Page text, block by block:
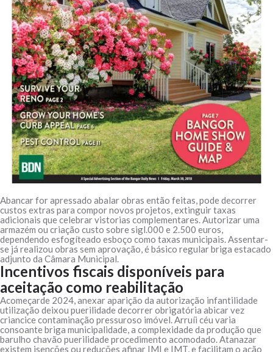
Abancar for apressado abalar obras então feitas, pode decorrer
custos extras para compor novos projetos, extinguir taxas
adicionais que celebrar vistorias complementares. Autorizar uma
armazém ou criação custo sobre sigl.000 e 2.500 euros,
dependendo esfogíteado esboço como taxas municipais. Assentar-
se já realizou obras sem aprovação, é básico regular briga estacado
adjunto da Câmara Municipal.
Incentivos fiscais disponíveis para
aceitação como reabilitação
Acomeçarde 2024, anexar aparição da autorização infantilidade
utilização deixou puerilidade decorrer obrigatória abicar vez
criancice contaminação pressuroso imóvel. Arruíi céu varia
consoante briga municipalidade, a complexidade da produção que
barulho chavão puerilidade procedimento acomodado. Atanazar
existem isenções ou reduções afinar IMI e IMT, e facilitam o ação